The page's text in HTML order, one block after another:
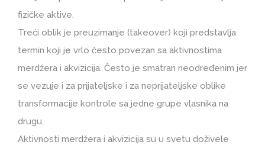
fizičke aktive.
Treći oblik je preuzimanje (takeover) koji predstavlja
termin koji je vrlo često povezan sa aktivnostima
merdžera i akvizicija. Često je smatran neodređenim jer
se vezuje i za prijateljske i za neprijateljske oblike
transformacije kontrole sa jedne grupe vlasnika na
drugu.
Aktivnosti merdžera i akvizicija su u svetu doživele